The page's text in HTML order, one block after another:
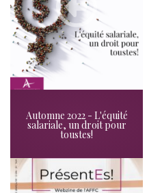
Automne 2022 - L'équité
salariale, un droit pour
toustes!